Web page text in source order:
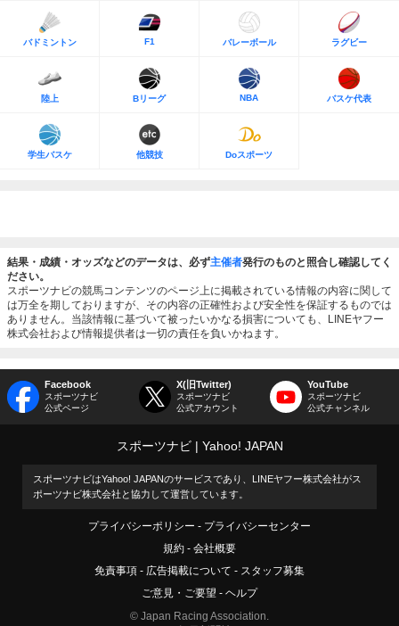
バドミントン F1 バレーボール ラグビー
陸上 Bリーグ NBA バスケ代表
学生バスケ 他競技 Doスポーツ
結果・成績・オッズなどのデータは、必ず主催者発行のものと照合し確認してく
ださい。
スポーツナビの競馬コンテンツのページ上に掲載されている情報の内容に関して
は万全を期しておりますが、その内容の正確性および安全性を保証するものでは
ありません。当該情報に基づいて被ったいかなる損害についても、LINEヤフー
株式会社および情報提供者は一切の責任を負いかねます。
Facebook
スポーツナビ
公式ページ
X(旧Twitter)
スポーツナビ
公式アカウント
YouTube
スポーツナビ
公式チャンネル
スポーツナビ Yahoo! JAPAN
スポーツナビはYahoo! JAPANのサービスであり、LINEヤフー株式会社がス
ポーツナビ株式会社と協力して運営しています。
プライバシーポリシー
プライバシーセンター
規約
会社概要
免責事項
広告掲載について
スタッフ募集
ご意見・ご要望
ヘルプ
© Japan Racing Association.